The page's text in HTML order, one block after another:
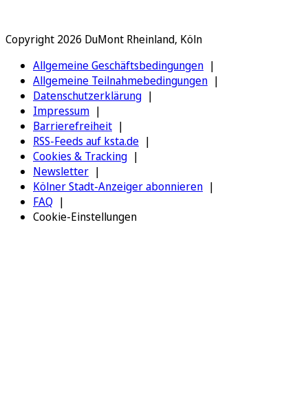
Copyright 2026 DuMont Rheinland, Köln
Allgemeine Geschäftsbedingungen
Allgemeine Teilnahmebedingungen
Datenschutzerklärung
Impressum
Barrierefreiheit
RSS-Feeds auf ksta.de
Cookies & Tracking
Newsletter
Kölner Stadt-Anzeiger abonnieren
FAQ
Cookie-Einstellungen